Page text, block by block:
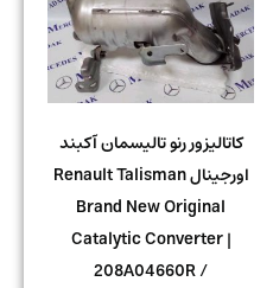
کاتالیزور رنو تالیسمان آکبند
اورجینال Renault Talisman
Brand New Original
Catalytic Converter |
208A04660R /